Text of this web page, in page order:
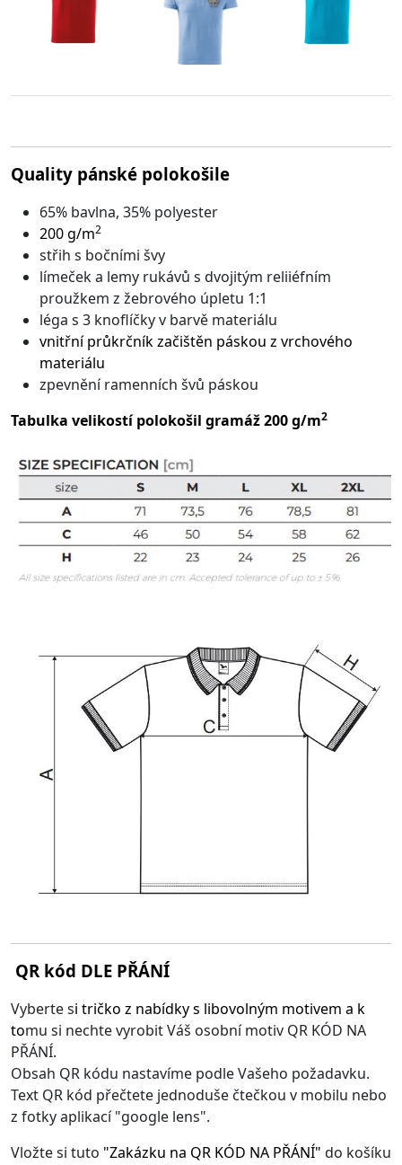
Quality pánské polokošile
65% bavlna, 35% polyester
200 g/m2
střih s bočními švy
límeček a lemy rukávů s dvojitým reliiéfním
proužkem z žebrového úpletu 1:1
léga s 3 knoflíčky v barvě materiálu
vnitřní průkrčník začištěn páskou z vrchového
materiálu
zpevnění ramenních švů páskou
Tabulka velikostí polokošil gramáž 200 g/m2
QR kód DLE PŘÁNÍ
Vyberte si tričko z nabídky s libovolným motivem a k
tomu si nechte vyrobit Váš osobní motiv QR KÓD NA
PŘÁNÍ.
Obsah QR kódu nastavíme podle Vašeho požadavku.
Text QR kód přečtete jednoduše čtečkou v mobilu nebo
z fotky aplikací "google lens".
Vložte si tuto "Zakázku na QR KÓD NA PŘÁNÍ" do košíku